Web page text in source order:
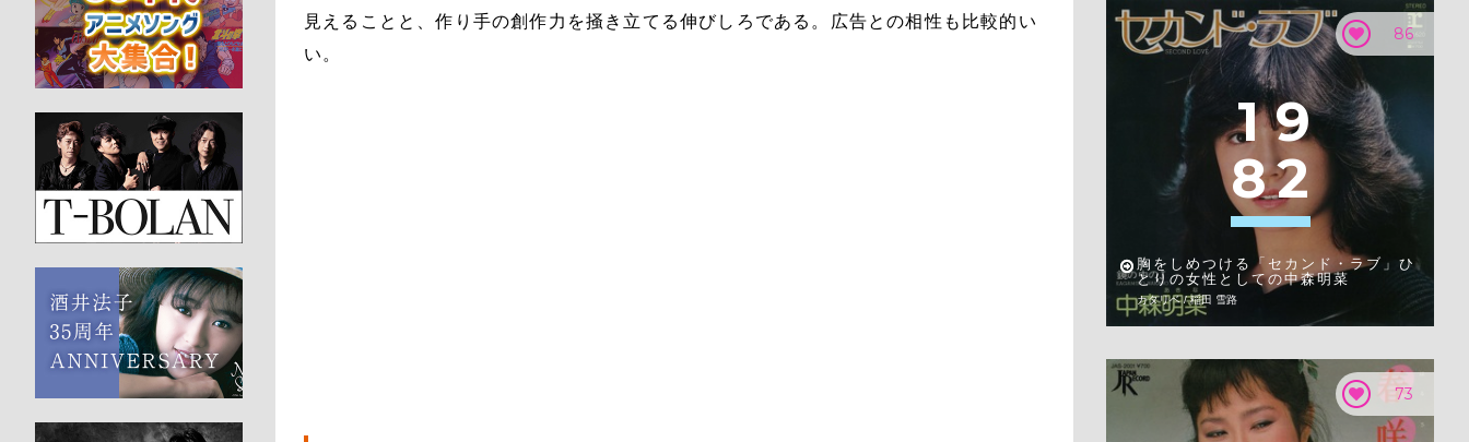
見えることと、作り手の創作力を掻き立てる伸びしろである。広告との相性も比較的い
い。
86
1 9
82
胸をしめつける「セカンド・ラブ」ひ
とりの女性としての中森明菜
カタリベ / 稲田 雪路
73